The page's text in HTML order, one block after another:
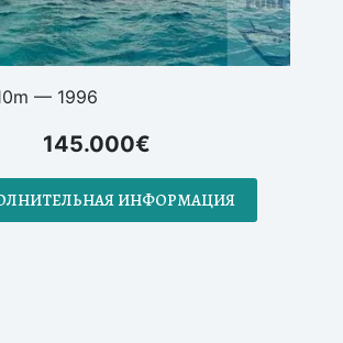
— 1996
145.000€
ИНФОРМАЦИЯ